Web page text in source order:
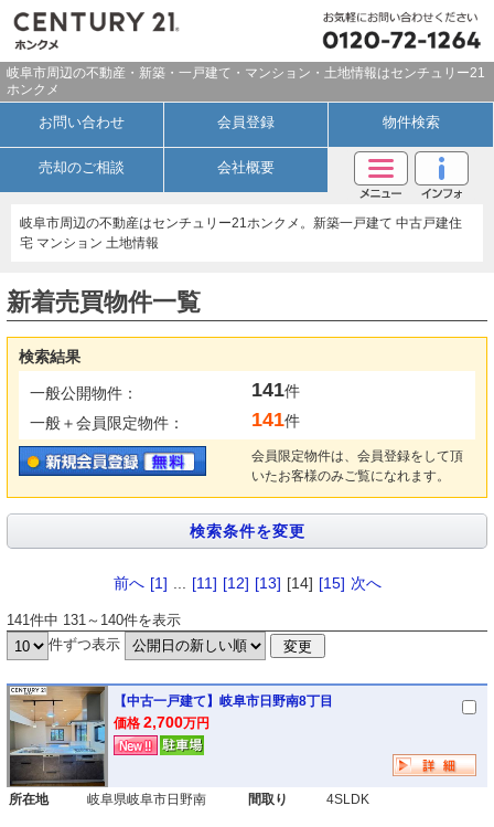
岐阜市周辺の不動産・新築・一戸建て・マンション・土地情報はセンチュリー21
ホンクメ
お問い合わせ 会員登録 物件検索
売却のご相談 会社概要
岐阜市周辺の不動産はセンチュリー21ホンクメ。新築一戸建て 中古戸建住
宅 マンション 土地情報
新着売買物件一覧
検索結果
一般公開物件： 141件
一般＋会員限定物件：
141件
会員限定物件は、会員登録をして頂
いたお客様のみご覧になれます。
141件中 131～140件を表示
前へ [1] [11] [12] [13] [14] [15] 次へ
件ずつ表示
【中古一戸建て】岐阜市日野南8丁目
価格 2,700万円
所在地 岐阜県岐阜市日野南 間取り 4SLDK